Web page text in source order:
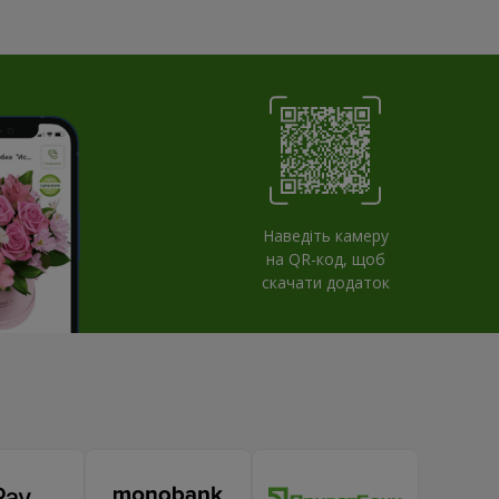
Наведіть камеру
на QR-код, щоб
скачати додаток